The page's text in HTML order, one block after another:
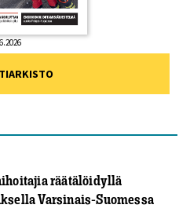
räätälöidyllä
Varsinais-Suomessa